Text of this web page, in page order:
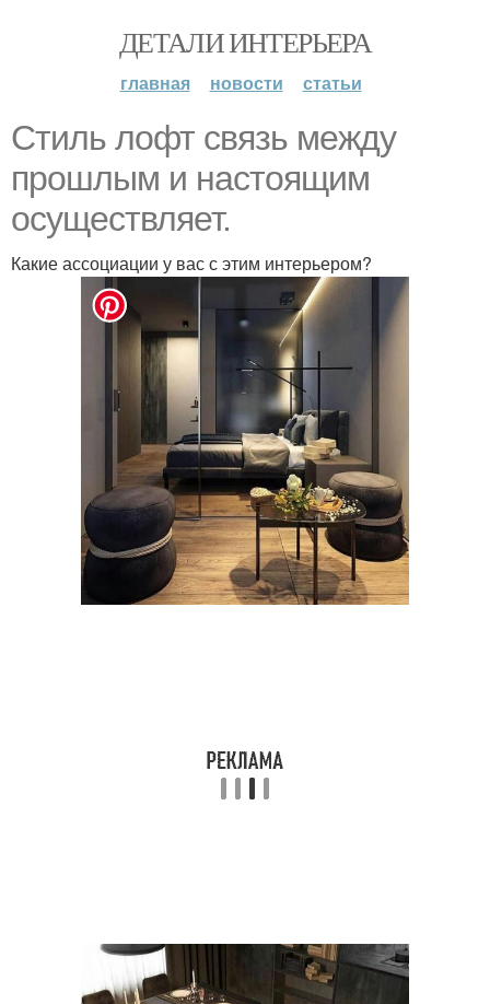
ДЕТАЛИ ИНТЕРЬЕРА
главная новости статьи
Стиль лофт связь между
прошлым и настоящим
осуществляет.
Какие ассоциации у вас с этим интерьером?